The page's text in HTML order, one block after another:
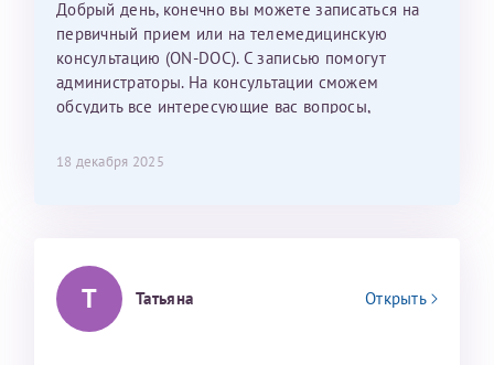
С ней общение было, как с давней знакомой, очень
лёгкое и простое. Вообще в данной клинике весь
персонал очень вежливый и чуткий, прям приятно
находиться. Мы собираемся туда ещё за вторым
ребёнком, и конечно же только к Ринату
сомнений.
26 июля 2026
Добрый день, конечно вы можете записаться на
первичный прием или на телемедицинскую
консультацию (ON-DOC). С записью помогут
администраторы. На консультации сможем
обсудить все интересующие вас вопросы,
18 декабря 2025
Т Татьяна Открыть